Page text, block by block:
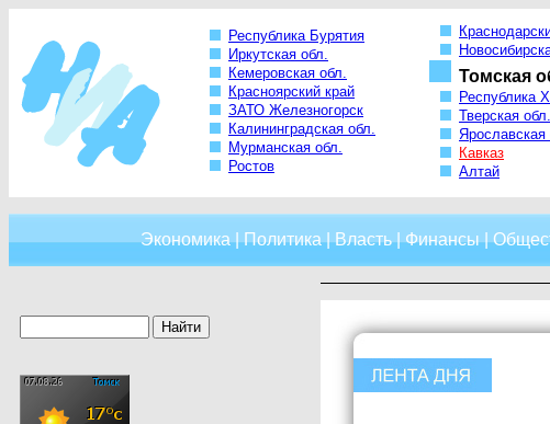
Республика Бурятия
Иркутская обл.
Кемеровская обл.
Красноярский край
ЗАТО Железногорск
Калининградская обл.
Мурманская обл.
Ростов
Томская
Республика
Тверская обл.
Ярославская
Кавказ
Алтай
Экономика|Политика|Власть|Финансы|